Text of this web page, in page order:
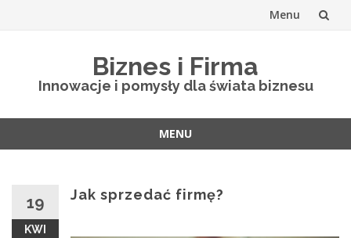
Menu
Biznes i Firma
Innowacje i pomysły dla świata biznesu
MENU
19
KWI
Jak sprzedać firmę?